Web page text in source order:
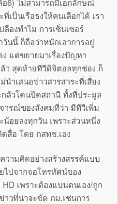
อ6) ไม่สามารถมีเอกลักษณ์
เป็นเรือธงให้คนเลือกได้ เรา
องทำไม การเซ็นเซอร์
นนี้ ก็ถือว่าหนักเอาการอยู่
ง แต่ขยายมาเรื่องปัญหา
ว สุดท้ายทีวีดิจิตอลทุกช่อง ก็
นำเสนอข่าวสารสาระที่เสี่ยง
ลัวโดนปิดสถานี ทั้งที่ประมูล
ารณ์ของสังคมที่ว่า มีทีวีเพิ่ม
อยลงทุกวัน เพราะส่วนหนึ่ง
สื่อ โดย กสทช.เอง
วามคิดอย่างสร้างสรรค์แบบ
ปจากจอโทรทัศน์ของ
เพราะต้องแบนตนเอง/ถูก
วที่น่าจะขัด กม.เช่นการ